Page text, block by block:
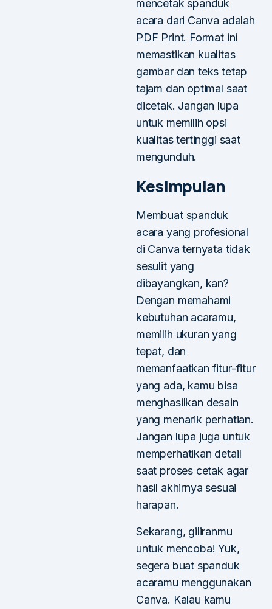
mencetak spanduk
acara dari Canva adalah
PDF Print. Format ini
memastikan kualitas
gambar dan teks tetap
tajam dan optimal saat
dicetak. Jangan lupa
untuk memilih opsi
kualitas tertinggi saat
mengunduh.
Kesimpulan
Membuat spanduk
acara yang profesional
di Canva ternyata tidak
sesulit yang
dibayangkan, kan?
Dengan memahami
kebutuhan acaramu,
memilih ukuran yang
tepat, dan
memanfaatkan fitur-fitur
yang ada, kamu bisa
menghasilkan desain
yang menarik perhatian.
Jangan lupa juga untuk
memperhatikan detail
saat proses cetak agar
hasil akhirnya sesuai
harapan.
Sekarang, giliranmu
untuk mencoba! Yuk,
segera buat spanduk
acaramu menggunakan
Canva. Kalau kamu